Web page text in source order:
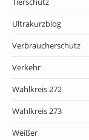
Ultrakurzblog
Verbraucherschutz
Verkehr
Wahlkreis 272
Wahlkreis 273
Weißer